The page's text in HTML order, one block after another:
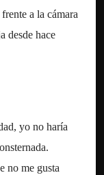
a la cámara
desde hace
yo no haría
no me gusta